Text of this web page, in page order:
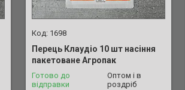
1698
Перець Клаудіо 10 шт насіння
пакетоване Агропак
Готово до
відправки
Оптом і в
роздріб